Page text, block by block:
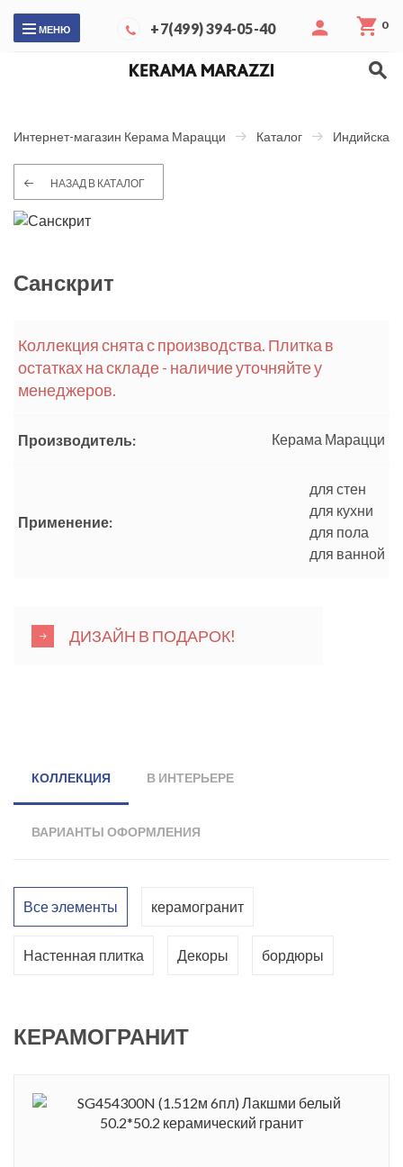
МЕНЮ +7(499) 394-05-40 0
Интернет-магазин Керама Марацци Каталог Индийская
НАЗАД В КАТАЛОГ
Санскрит
Коллекция снята с производства. Плитка в
остатках на складе - наличие уточняйте у
менеджеров.
Производитель: Керама Марацци
Применение:
для стен
для кухни
для пола
для ванной
ДИЗАЙН В ПОДАРОК!
КОЛЛЕКЦИЯ В ИНТЕРЬЕРЕ
ВАРИАНТЫ ОФОРМЛЕНИЯ
Все элементы керамогранит
Настенная плитка Декоры бордюры
КЕРАМОГРАНИТ